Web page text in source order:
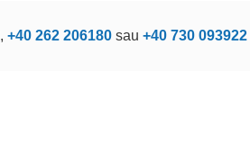
, +40 262 206180 sau +40 730 093922